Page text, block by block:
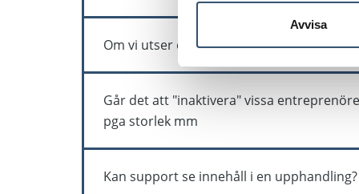
Avvisa
Nej, men man kan gå ut med ett
Om vi utser en vinnare och informerar
Går det att "inaktivera" vissa
pga storlek mm
Kan support se innehåll i en upphandling?